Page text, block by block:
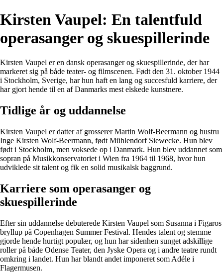
Kirsten Vaupel: En talentfuld
operasanger og skuespillerinde
Kirsten Vaupel er en dansk operasanger og skuespillerinde, der har
markeret sig på både teater- og filmscenen. Født den 31. oktober 1944
i Stockholm, Sverige, har hun haft en lang og succesfuld karriere, der
har gjort hende til en af Danmarks mest elskede kunstnere.
Tidlige år og uddannelse
Kirsten Vaupel er datter af grosserer Martin Wolf-Beermann og hustru
Inge Kirsten Wolf-Beermann, født Mühlendorf Siewecke. Hun blev
født i Stockholm, men voksede op i Danmark. Hun blev uddannet som
sopran på Musikkonservatoriet i Wien fra 1964 til 1968, hvor hun
udviklede sit talent og fik en solid musikalsk baggrund.
Karriere som operasanger og
skuespillerinde
Efter sin uddannelse debuterede Kirsten Vaupel som Susanna i Figaros
bryllup på Copenhagen Summer Festival. Hendes talent og stemme
gjorde hende hurtigt populær, og hun har sidenhen sunget adskillige
roller på både Odense Teater, den Jyske Opera og i andre teatre rundt
omkring i landet. Hun har blandt andet imponeret som Adéle i
Flagermusen.